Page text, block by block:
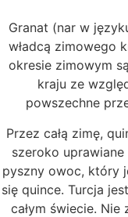
Granat (nar w
władcą zimowego
okresie zimowym
kraju ze
powszechne
Przez całą zimę,
szeroko
pyszny owoc, który
się quince. Turcja
całym świecie.